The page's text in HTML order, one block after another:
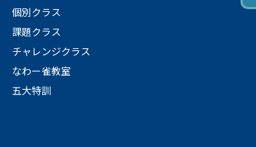
個別クラス
課題クラス
チャレンジクラス
なわー雀教室
五大特訓